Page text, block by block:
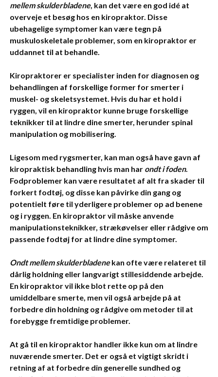
mellem skulderbladene, kan det være en god idé at
overveje et besøg hos en kiropraktor. Disse
ubehagelige symptomer kan være tegn på
muskuloskeletale problemer, som en kiropraktor er
uddannet til at behandle.
Kiropraktorer er specialister inden for diagnosen og
behandlingen af forskellige former for smerter i
muskel- og skeletsystemet. Hvis du har et hold i
ryggen, vil en kiropraktor kunne bruge forskellige
teknikker til at lindre dine smerter, herunder spinal
manipulation og mobilisering.
Ligesom med rygsmerter, kan man også have gavn af
kiropraktisk behandling hvis man har ondt i foden.
Fodproblemer kan være resultatet af alt fra skader til
forkert fodtøj, og disse kan påvirke din gang og
potentielt føre til yderligere problemer op ad benene
og i ryggen. En kiropraktor vil måske anvende
manipulationsteknikker, strækøvelser eller rådgive om
passende fodtøj for at lindre dine symptomer.
Ondt mellem skulderbladenekan ofte være relateret til
dårlig holdning eller langvarigt stillesiddende arbejde.
En kiropraktor vil ikke blot rette op på den
umiddelbare smerte, men vil også arbejde på at
forbedre din holdning og rådgive om metoder til at
forebygge fremtidige problemer.
At gå til en kiropraktor handler ikke kun om at lindre
nuværende smerter. Det er også et vigtigt skridt i
retning af at forbedre din generelle sundhed og